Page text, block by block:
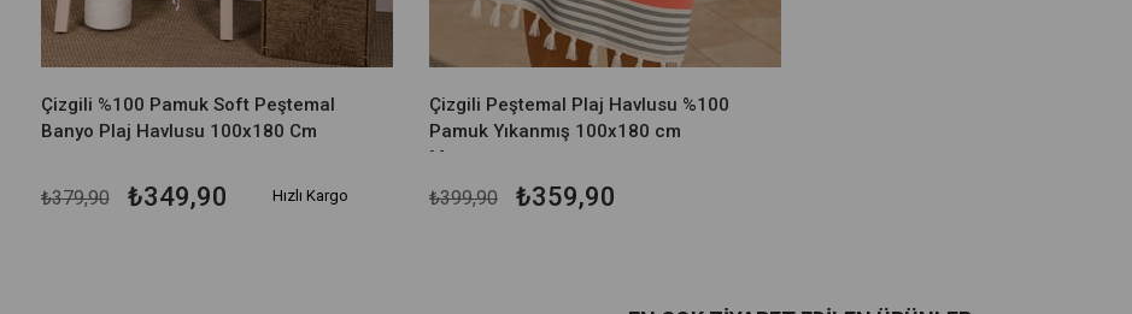
Çizgili %100 Pamuk Soft Peştemal
Banyo Plaj Havlusu 100x180 Cm
₺349,90
₺379,90 Hızlı Kargo
Çizgili Peştemal Plaj Havlusu %100
Pamuk Yıkanmış 100x180 cm
Marenza
₺359,90
₺399,90